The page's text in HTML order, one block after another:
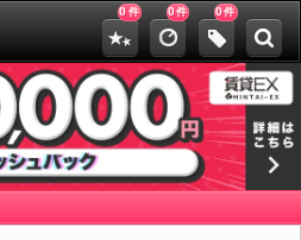
0 件 0件 0件